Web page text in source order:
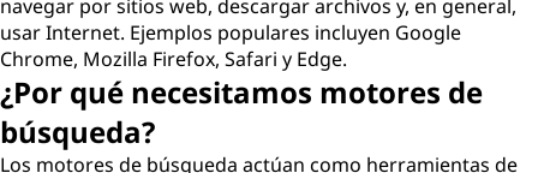
navegar por sitios web, descargar archivos y, en general,
usar Internet. Ejemplos populares incluyen Google
Chrome, Mozilla Firefox, Safari y Edge.
¿Por qué necesitamos motores de
búsqueda?
Los motores de búsqueda actúan como herramientas de